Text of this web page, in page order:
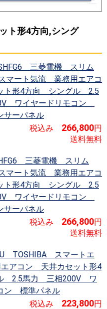
APFが高い順
ト形4方向,シング
三菱電機 スリム
マート気流 業務用エアコ
ト形4方向 シングル 2.5
ワイヤードリモコン
サーパネル
税込み 266,800円
送料無料
三菱電機 スリム
マート気流 業務用エアコ
ト形4方向 シングル 2.5
ワイヤードリモコン
サーパネル
税込み 266,800円
送料無料
TOSHIBA スマートエ
エアコン 天井カセット形4
2.5馬力 三相200V ワ
ン 標準パネル
税込み 223,800円